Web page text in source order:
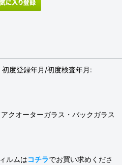
度登録年月/初度検査年月:
クオーターガラス・バックガラス
ルムはコチラでお買い求めくださ